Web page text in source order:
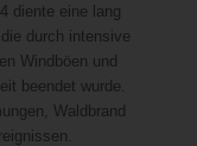
diente eine lang
durch intensive
Windböen und
beendet wurde.
Waldbrand